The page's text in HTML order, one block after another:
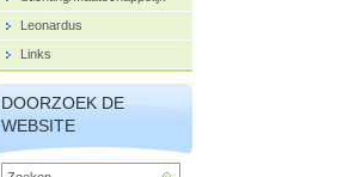
Leonardus
Links
DOORZOEK DE
WEBSITE